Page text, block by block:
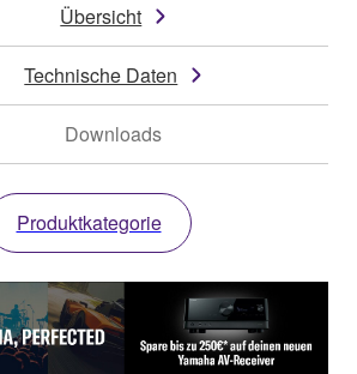
Übersicht
Technische Daten
Downloads
Produktkategorie